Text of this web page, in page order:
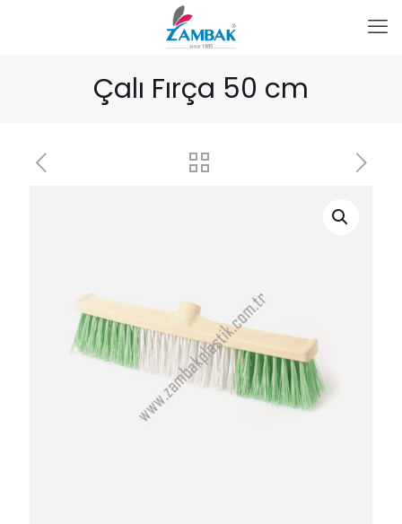
Çalı Fırça 50 cm